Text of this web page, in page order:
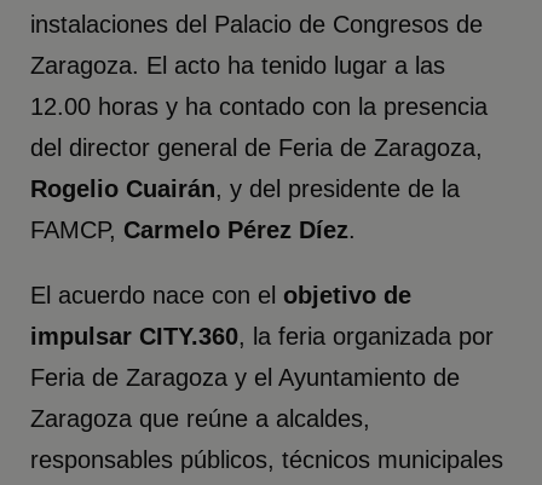
instalaciones del Palacio de Congresos de
Zaragoza. El acto ha tenido lugar a las
12.00 horas y ha contado con la presencia
del director general de Feria de Zaragoza,
Rogelio Cuairán, y del presidente de la
FAMCP, Carmelo Pérez Díez.
El acuerdo nace con elobjetivo de
impulsar CITY.360, la feria organizada por
Feria de Zaragoza y el Ayuntamiento de
Zaragoza que reúne a alcaldes,
responsables públicos, técnicos municipales